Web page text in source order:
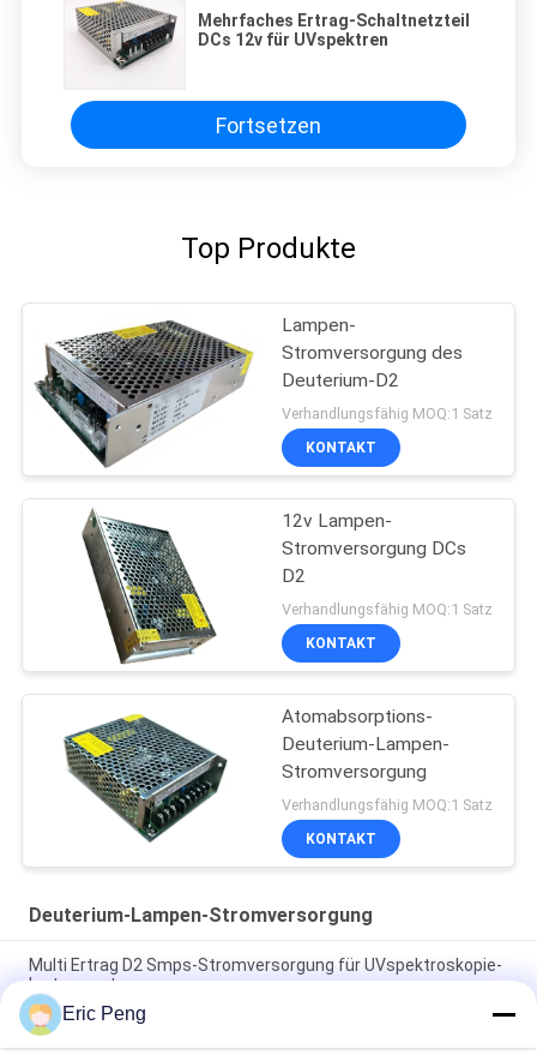
Mehrfaches Ertrag-Schaltnetzteil
DCs 12v für UVspektren
Fortsetzen
Top Produkte
Lampen-
Stromversorgung des
Deuterium-D2
Verhandlungsfähig MOQ:1 Satz
KONTAKT
12v Lampen-
Stromversorgung DCs
D2
Verhandlungsfähig MOQ:1 Satz
KONTAKT
Atomabsorptions-
Deuterium-Lampen-
Stromversorgung
Verhandlungsfähig MOQ:1 Satz
KONTAKT
Deuterium-Lampen-Stromversorgung
Multi Ertrag D2 Smps-Stromversorgung für UVspektroskopie-
Instrumente
Schaltnetzteil der Deuterium-Lampen-12vdc für Hplc-
Eric Peng